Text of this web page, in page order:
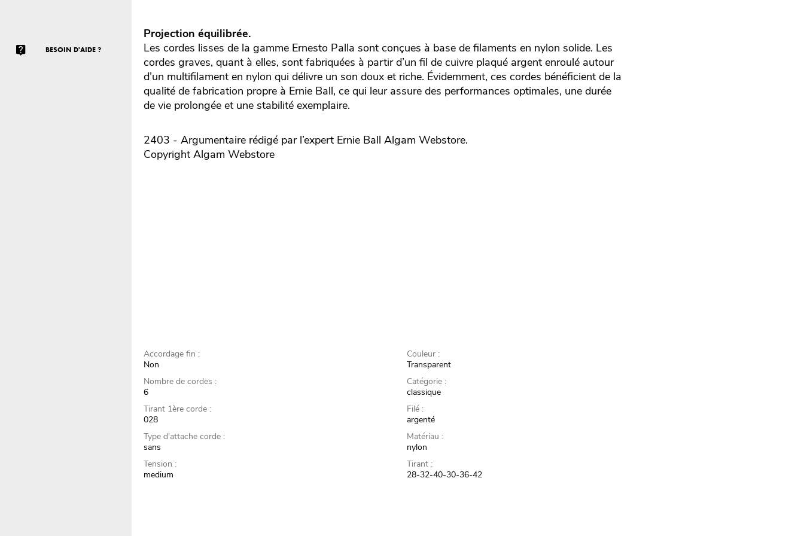
BESOIN D'AIDE ?
Projection équilibrée.
Les cordes lisses de la gamme Ernesto Palla sont conçues à base de filaments en nylon solide. Les
cordes graves, quant à elles, sont fabriquées à partir d’un fil de cuivre plaqué argent enroulé autour
d’un multifilament en nylon qui délivre un son doux et riche. Évidemment, ces cordes bénéficient de la
qualité de fabrication propre à Ernie Ball, ce qui leur assure des performances optimales, une durée
de vie prolongée et une stabilité exemplaire.
2403 - Argumentaire rédigé par l’expert Ernie Ball Algam Webstore.
Copyright Algam Webstore
Accordage fin :
Non
Nombre de cordes :
6
Tirant 1ère corde :
028
Type d'attache corde :
sans
Tension :
medium
Couleur :
Transparent
Catégorie :
classique
Filé :
argenté
Matériau :
nylon
Tirant :
28-32-40-30-36-42